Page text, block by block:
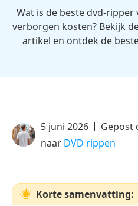
Wat is de beste dvd-
verborgen kosten? Bekijk
artikel en ontdek de
5 juni 2026 Gepost
naar DVD rippen
Korte samenvatting: